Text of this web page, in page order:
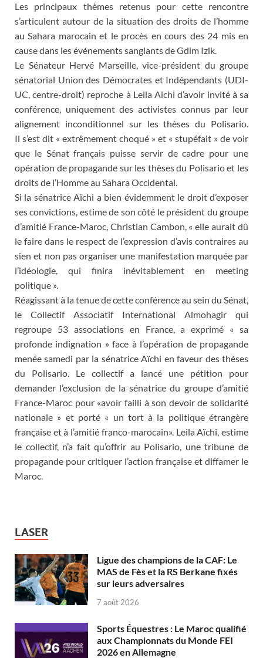
Les principaux thèmes retenus pour cette rencontre
s’articulent autour de la situation des droits de l’homme
au Sahara marocain et le procès en cours des 24 mis en
cause dans les événements sanglants de Gdim Izik.
Le Sénateur Hervé Marseille, vice-président du groupe
sénatorial Union des Démocrates et Indépendants (UDI-
UC, centre-droit) reproche à Leila Aichi d’avoir invité à sa
conférence, uniquement des activistes connus par leur
alignement inconditionnel sur les thèses du Polisario.
Il s’est dit « extrêmement choqué » et « stupéfait » de voir
que le Sénat français puisse servir de cadre pour une
opération de propagande sur les thèses du Polisario et les
droits de l’Homme au Sahara Occidental.
Si la sénatrice Aïchi a bien évidemment le droit d’exposer
ses convictions, estime de son côté le président du groupe
d’amitié France-Maroc, Christian Cambon, « elle aurait dû
le faire dans le respect de l’expression d’avis contraires au
sien et non pas organiser une manifestation marquée par
l’idéologie, qui finira inévitablement en meeting
politique ».
Réagissant à la tenue de cette conférence au sein du Sénat,
le Collectif Associatif International Almohagir qui
regroupe 53 associations en France, a exprimé « sa
profonde indignation » face à l’opération de propagande
menée samedi par la sénatrice Aïchi en faveur des thèses
du Polisario. Le collectif a lancé une pétition pour
demander l’exclusion de la sénatrice du groupe d’amitié
France-Maroc pour «avoir failli à son devoir de solidarité
nationale » et porté « un tort à la politique étrangère
française et à l’amitié franco-marocain». Leila Aïchi, estime
le collectif, n’a fait qu’offrir au Polisario, une tribune de
propagande pour critiquer l’action française et diffamer le
Maroc.
LASER
Ligue des champions de la CAF: Le
MAS de Fès et la RS Berkane fixés
sur leurs adversaires
7 août 2026
Sports Équestres : Le Maroc qualifié
aux Championnats du Monde FEI
2026 en Allemagne